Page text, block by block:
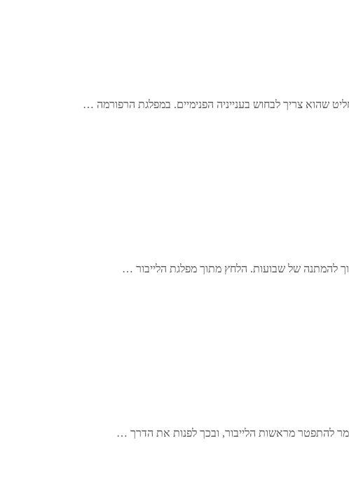
שהוא צריך לבחוש בענייניה הפנימיים. במפלגת הרפורמה …
להמתנה של שבועות. הלחץ מתוך מפלגת הלייבור …
להתפטר מראשות הלייבור, ובכך לפנות את הדרך …